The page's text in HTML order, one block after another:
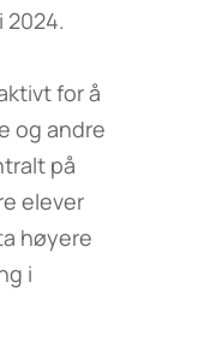
2024.
for å
og andre
på
elever
høyere
i